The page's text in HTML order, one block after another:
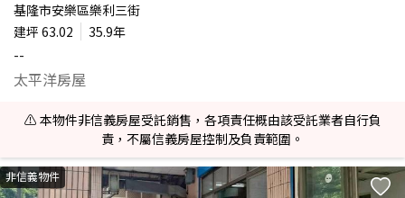
基隆市安樂區樂利三街
建坪 63.02
35.9年
--
太平洋房屋
⚠️ 本物件非信義房屋受託銷售，各項責任概由該受託業者自行負
責，不屬信義房屋控制及負責範圍。
非信義物件